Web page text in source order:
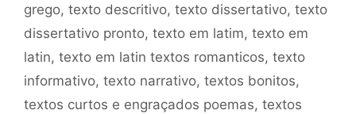
grego, texto descritivo, texto dissertativo, texto
dissertativo pronto, texto em latim, texto em
latin, texto em latin textos romanticos, texto
informativo, texto narrativo, textos bonitos,
textos curtos e engraçados poemas, textos